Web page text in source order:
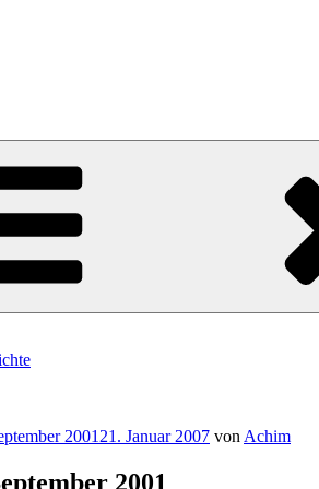
2001 21. Januar 2007 von Achim
2001